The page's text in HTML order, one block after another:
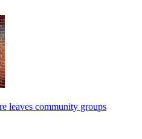
leaves community groups